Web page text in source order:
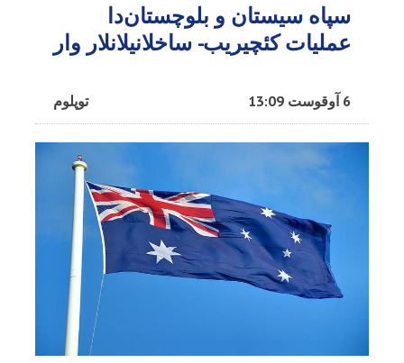
سپاه سیستان و بلوچستان‌دا
عملیات کئچیریب- ساخلانیلانلار وار
توپلوم 6 آوقوست 13:09